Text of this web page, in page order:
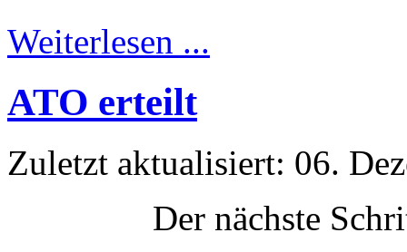
Weiterlesen ...
ATO erteilt
Zuletzt aktualisiert: 06.
Der nächste